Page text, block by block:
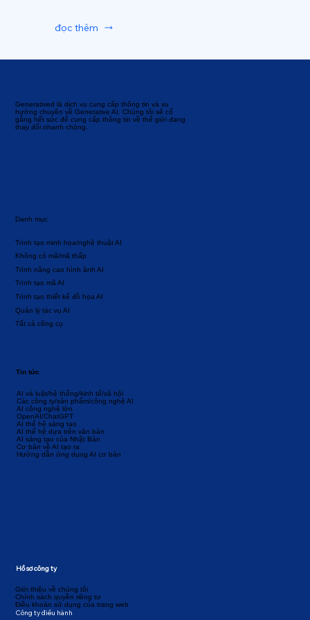
Generatived là dịch vụ cung cấp thông tin và xu
hướng chuyên về Generative AI. Chúng tôi sẽ cố
gắng hết sức để cung cấp thông tin về thế giới đang
thay đổi nhanh chóng.
Danh mục
Tất cả công cụ
Quản lý tác vụ AI
Trình tạo thiết kế đồ họa AI
Không có mã/mã thấp
Trình tạo mã AI
Trình nâng cao hình ảnh AI
Trình tạo minh họa/nghệ thuật AI
AI và luật/hệ thống/kinh tế/xã hội
Các công ty/sản phẩm/công nghệ AI
AI công nghệ lớn
OpenAI/ChatGPT
AI thế hệ sáng tạo
AI thế hệ dựa trên văn bản
AI sáng tạo của Nhật Bản
Cơ bản về AI tạo ra
Hướng dẫn ứng dụng AI cơ bản
Tin tức
Giới thiệu về chúng tôi
Chính sách quyền riêng tư
Điều khoản sử dụng của trang web
Công ty điều hành
Hồ sơ công ty
đọc thêm